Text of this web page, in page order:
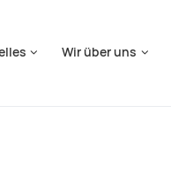
Wir über uns